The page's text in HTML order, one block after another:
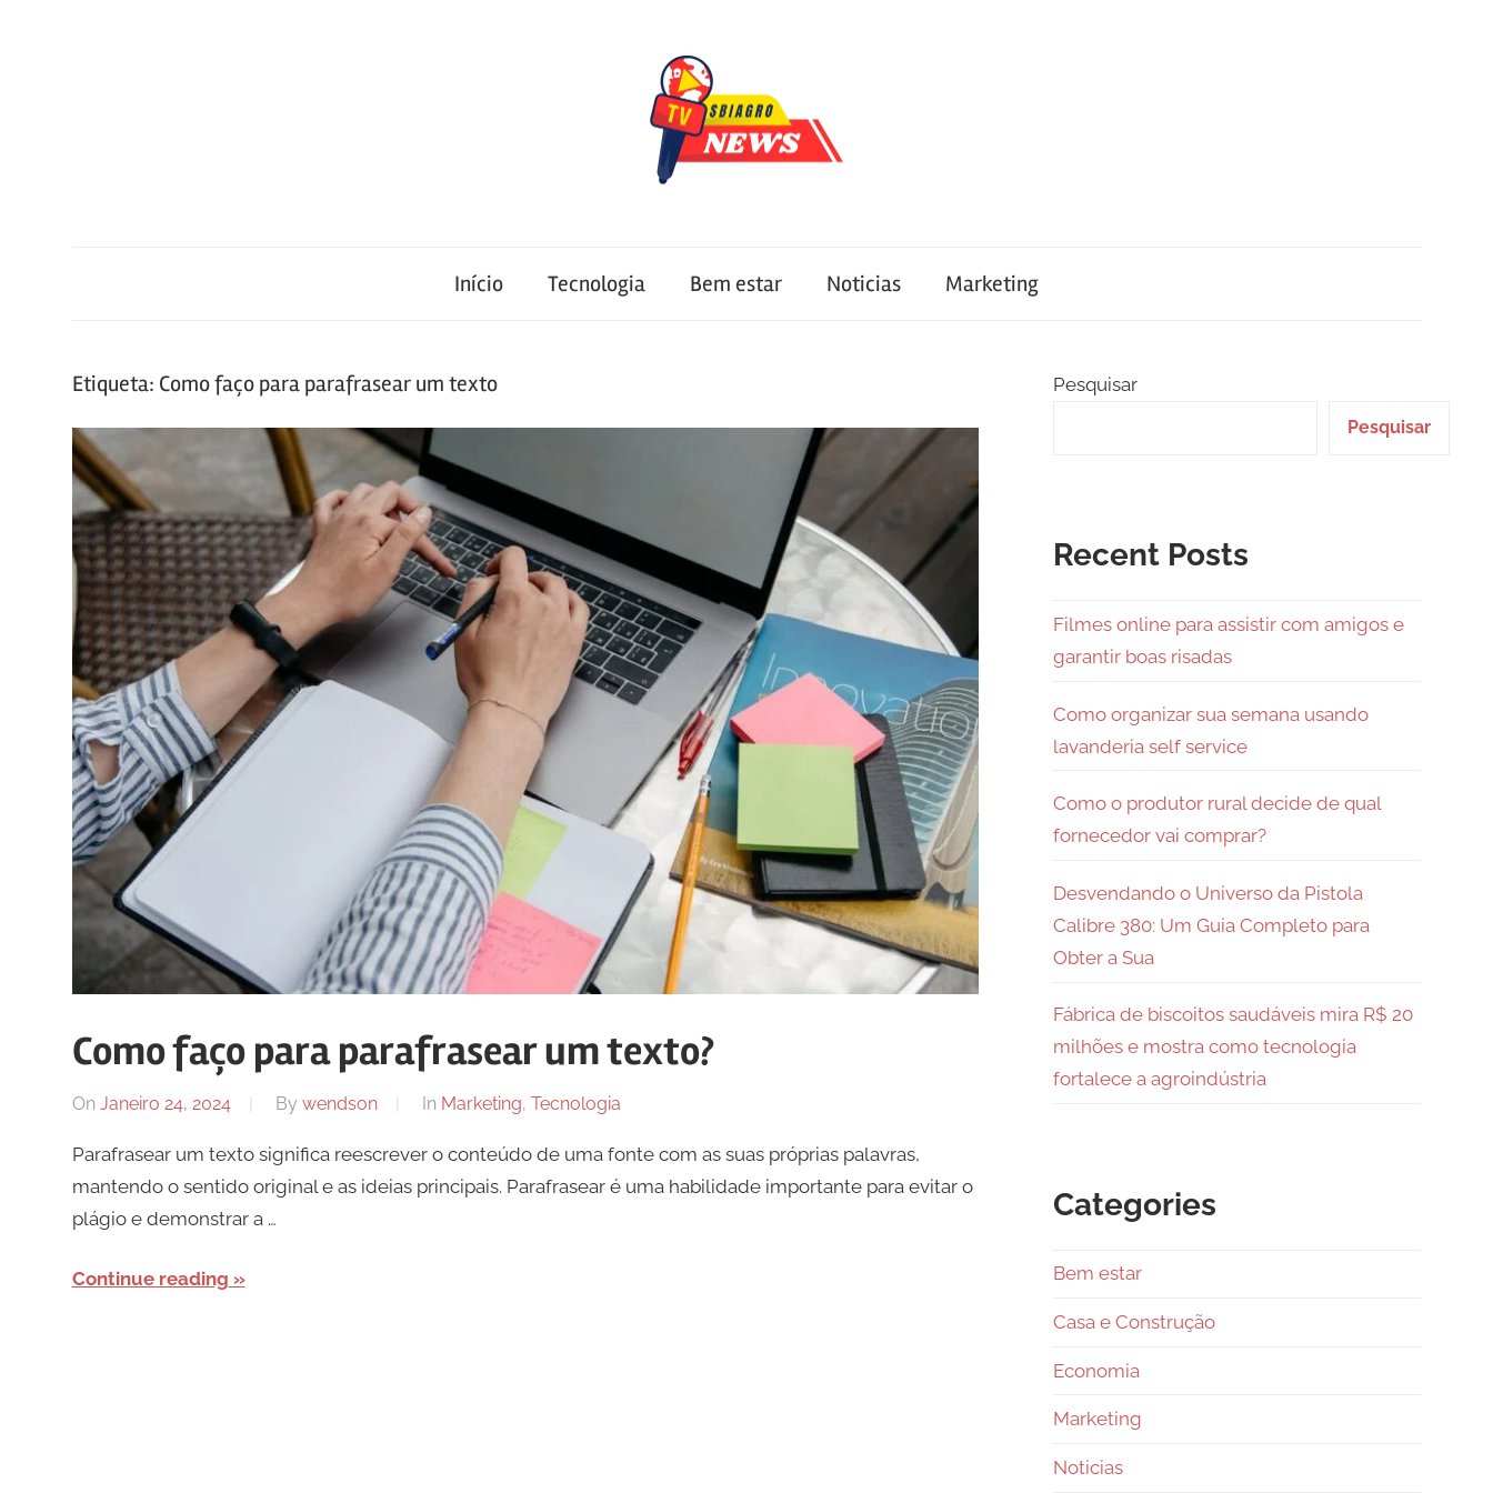
Início Tecnologia Bem estar Noticias Marketing
Etiqueta: Como faço para parafrasear um texto
Como faço para parafrasear um texto?
On Janeiro 24, 2024 By wendson In Marketing, Tecnologia
Parafrasear um texto significa reescrever o conteúdo de uma fonte com as suas próprias palavras,
mantendo o sentido original e as ideias principais. Parafrasear é uma habilidade importante para evitar o
plágio e demonstrar a …
Continue reading
Pesquisar
Pesquisar
Recent Posts
Filmes online para assistir com amigos e
garantir boas risadas
Como organizar sua semana usando
lavanderia self service
Como o produtor rural decide de qual
fornecedor vai comprar?
Desvendando o Universo da Pistola
Calibre 380: Um Guia Completo para
Obter a Sua
Fábrica de biscoitos saudáveis mira R$ 20
milhões e mostra como tecnologia
fortalece a agroindústria
Categories
Bem estar
Casa e Construção
Economia
Marketing
Noticias